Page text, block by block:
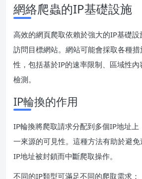
網絡爬蟲的IP基礎設施
高效的網頁爬取依賴於強大的IP基礎
訪問目標網站。網站可能會採取各種
性，包括基於IP的速率限制、區域性
檢測。
IP輪換的作用
IP輪換將爬取請求分配到多個IP地址
一來源的可見性。這種方法有助於避
IP地址被封鎖而中斷爬取操作。
不同的IP類型可滿足不同的爬取需求：